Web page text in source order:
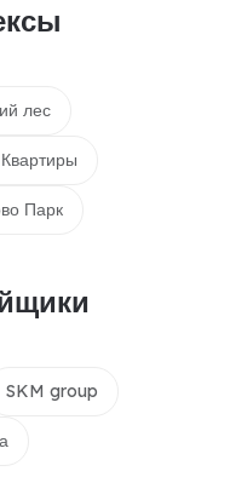
лес
Парк
SKM group